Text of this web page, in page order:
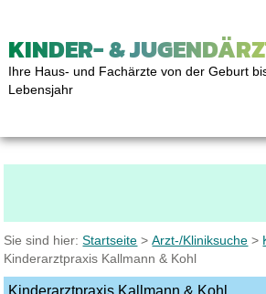
KINDER- &
Ihre Haus- und Fachärzte von der Geburt
Lebensjahr
Sie sind hier:Startseite >Arzt-/Kliniksuche >
Kinderarztpraxis Kallmann & Kohl